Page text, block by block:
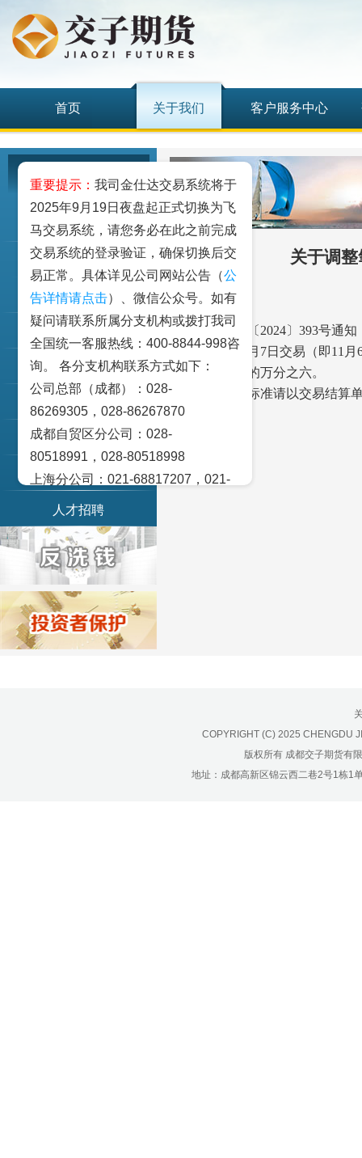
首页 关于我们 客户服务中心
公司概况
公司公告
公司动态
联系我们
党务园地
乡村振兴
茂川资本
人才招聘
关于调
尊敬的客户：
根据上期发〔2024〕393号通知
自2024年11月7日交易（即11月
上调成交金额的万分之六。
具体手续费标准请以交易结算
特此通知。
COPYRIGHT (C) 2025 CHENGDU
版权所有 成都交子期货有
地址：成都高新区锦云西二巷2号1栋1
重要提示： 我司金仕达交易系统将于
2025年9月19日夜盘起正式切换为飞
马交易系统，请您务必在此之前完成
交易系统的登录验证，确保切换后交
易正常。具体详见公司网站公告（公
告详情请点击）、微信公众号。如有
疑问请联系所属分支机构或拨打我司
全国统一客服热线：400-8844-998咨
询。 各分支机构联系方式如下：
公司总部（成都）：028-
86269305，028-86267870
成都自贸区分公司：028-
80518991，028-80518998
上海分公司：021-68817207，021-
68817209
北京营业部：010-65005128
广州营业部：020-28129909，020-
28129902
青岛营业部：0532-83101951、
0532-83101962
天津营业部：022-58812601，022-
济南分公司：0531-86123236，
重庆营业部：023-63799091，023-